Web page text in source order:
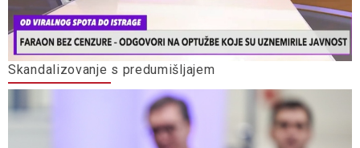
Skandalizovanje s predumišljajem